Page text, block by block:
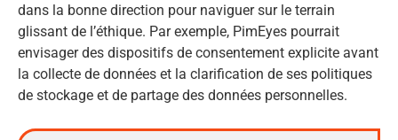
dans la bonne direction pour naviguer sur le terrain
glissant de l’éthique. Par exemple, PimEyes pourrait
envisager des dispositifs de consentement explicite avant
la collecte de données et la clarification de ses politiques
de stockage et de partage des données personnelles.